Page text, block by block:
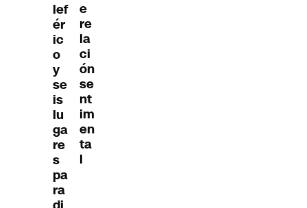
lef
ér
ic
o
y
se
is
lu
ga
re
s
pa
ra
e
re
la
ci
ón
se
nt
im
en
ta
l